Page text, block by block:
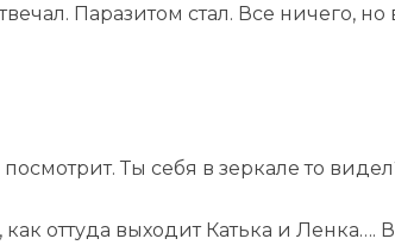
Паразитом стал. Все ничего,
Ты себя в зеркале то
оттуда выходит Катька и Ленка….